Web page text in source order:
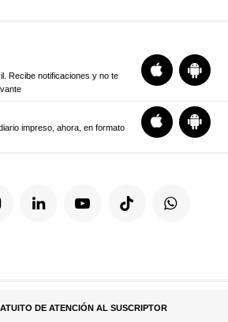
Recibe notificaciones y no te
impreso, ahora, en formato
DE ATENCIÓN AL SUSCRIPTOR